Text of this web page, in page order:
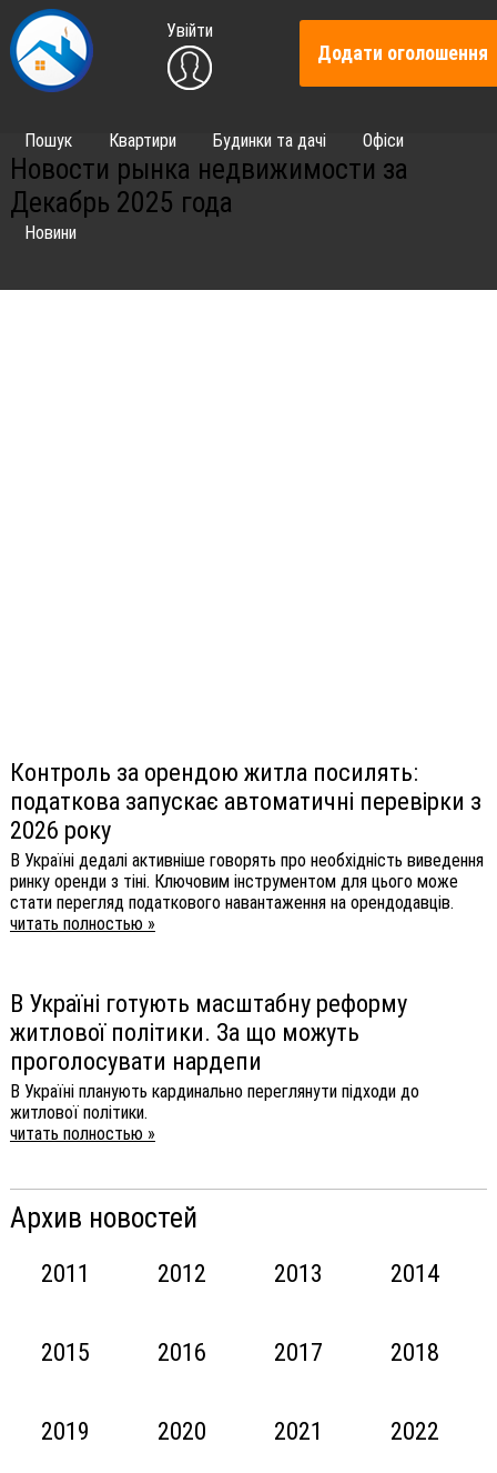
Пошук Квартири Будинки та дачі Офіси
Новини
Увійти
Додати оголошення
Новости рынка недвижимости за
Декабрь 2025 года
Контроль за орендою житла посилять:
податкова запускає автоматичні перевірки з
2026 року
В Україні дедалі активніше говорять про необхідність виведення
ринку оренди з тіні. Ключовим інструментом для цього може
стати перегляд податкового навантаження на орендодавців.
читать полностью »
В Україні готують масштабну реформу
житлової політики. За що можуть
проголосувати нардепи
В Україні планують кардинально переглянути підходи до
житлової політики.
читать полностью »
Архив новостей
2011 2012 2013 2014
2015 2016 2017 2018
2019 2020 2021 2022